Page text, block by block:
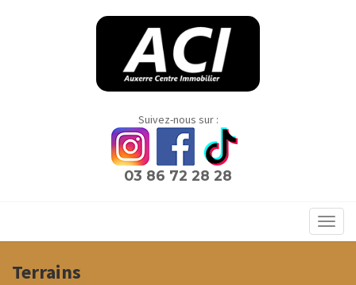
Suivez-nous sur :
03 86 72 28 28
Terrains